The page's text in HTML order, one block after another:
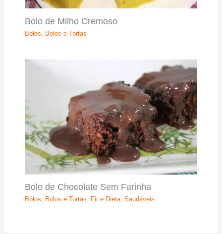
Bolo de Milho Cremoso
Bolos, Bolos e Tortas
Bolo de Chocolate Sem Farinha
Bolos, Bolos e Tortas, Fit e Dieta, Saudáveis